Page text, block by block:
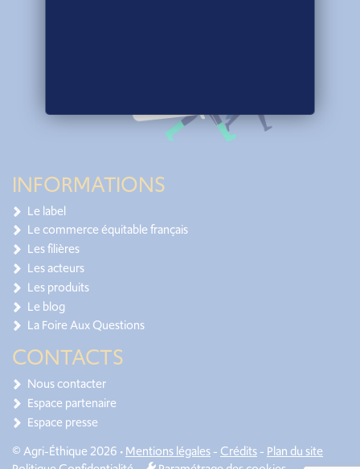
INFORMATIONS
Le label
Le commerce équitable français
Les filières
Les acteurs
Les produits
Le blog
La Foire Aux Questions
CONTACTS
Nous contacter
Espace partenaire
Espace presse
© Agri-Éthique 2026 •Mentions légales- Crédits- Plan du site